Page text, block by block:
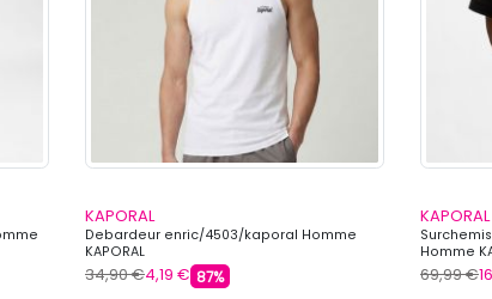
KAPORAL
Debardeur enric/4503/kaporal Homme
KAPORAL
34,90 €4,19 € 87%
KAPORAL
Homme
69,99 €